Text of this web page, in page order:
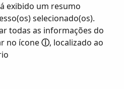
exibido um resumo
selecionado(os).
todas as informações do
no ícone ⓘ, localizado ao